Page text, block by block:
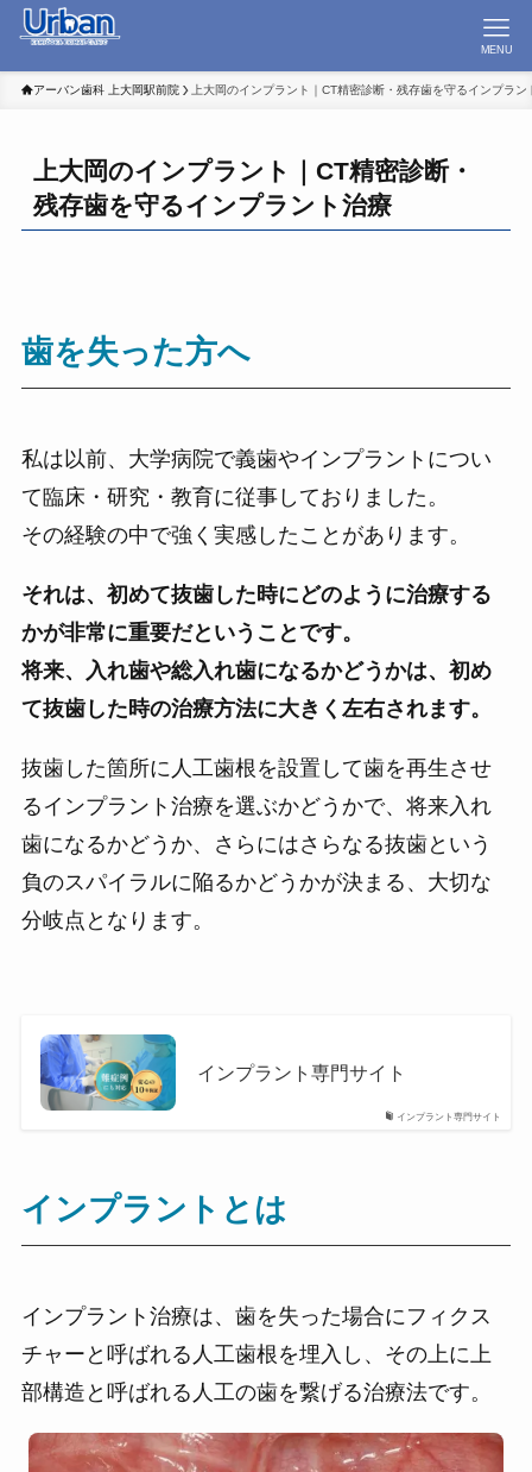
MENU
アーバン歯科 上大岡駅前院 上大岡のインプラント｜CT精密診断・残存歯を守るインプラン
上大岡のインプラント｜CT精密診断・
残存歯を守るインプラント治療
歯を失った方へ
私は以前、大学病院で義歯やインプラントについ
て臨床・研究・教育に従事しておりました。
その経験の中で強く実感したことがあります。
それは、初めて抜歯した時にどのように治療する
かが非常に重要だということです。
将来、入れ歯や総入れ歯になるかどうかは、初め
て抜歯した時の治療方法に大きく左右されます。
抜歯した箇所に人工歯根を設置して歯を再生させ
るインプラント治療を選ぶかどうかで、将来入れ
歯になるかどうか、さらにはさらなる抜歯という
負のスパイラルに陥るかどうかが決まる、大切な
分岐点となります。
インプラント専門サイト
インプラント専門サイト
インプラントとは
インプラント治療は、歯を失った場合にフィクス
チャーと呼ばれる人工歯根を埋入し、その上に上
部構造と呼ばれる人工の歯を繋げる治療法です。